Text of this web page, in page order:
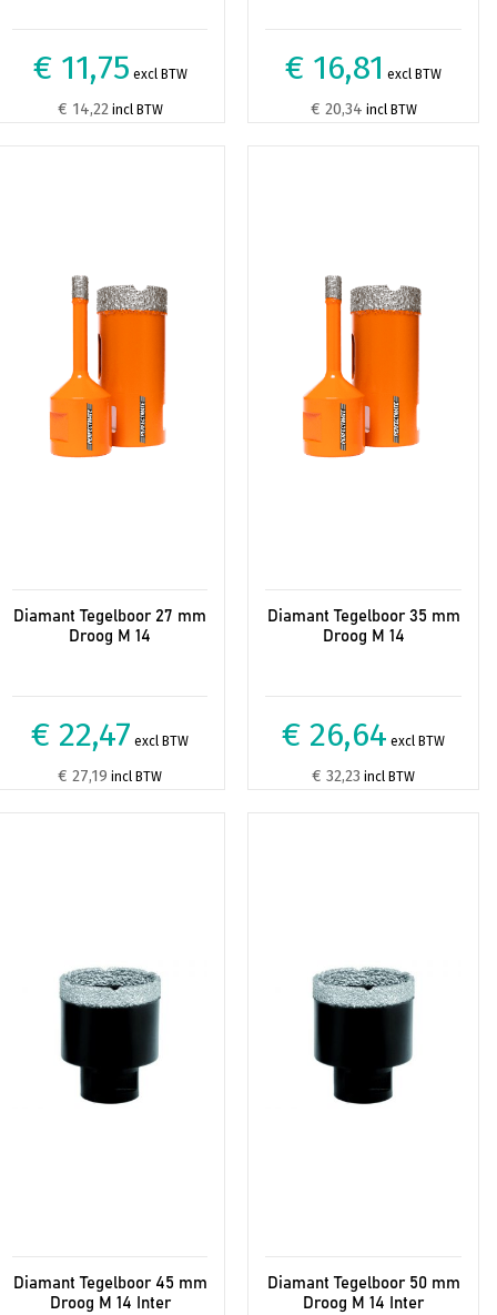
€ 11,75 excl BTW
€ 14,22 incl BTW
€ 16,81 excl BTW
€ 20,34 incl BTW
Diamant Tegelboor 27 mm
Droog M 14
€ 22,47 excl BTW
€ 27,19 incl BTW
Diamant Tegelboor 35 mm
Droog M 14
€ 26,64 excl BTW
€ 32,23 incl BTW
Diamant Tegelboor 45 mm
Droog M 14 Inter
Diamant Tegelboor 50 mm
Droog M 14 Inter